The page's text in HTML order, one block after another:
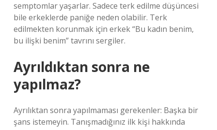
semptomlar yaşarlar. Sadece terk edilme düşüncesi
bile erkeklerde paniğe neden olabilir. Terk
edilmekten korunmak için erkek “Bu kadın benim,
bu ilişki benim” tavrını sergiler.
Ayrıldıktan sonra ne
yapılmaz?
Ayrılıktan sonra yapılmaması gerekenler: Başka bir
şans istemeyin. Tanışmadığınız ilk kişi hakkında